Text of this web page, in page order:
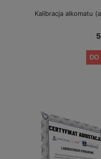
Kalibracja alkomatu